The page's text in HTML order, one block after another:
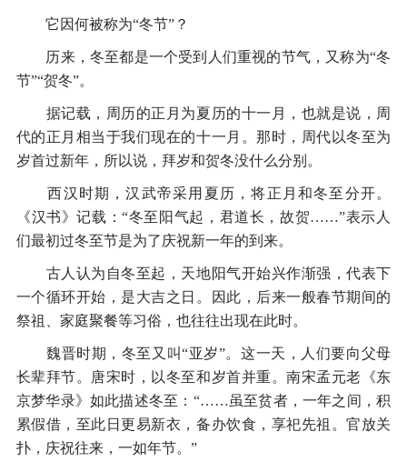
它因何被称为“冬节”？
历来，冬至都是一个受到人们重视的节气，又称为“冬
节”“贺冬”。
据记载，周历的正月为夏历的十一月，也就是说，周
代的正月相当于我们现在的十一月。那时，周代以冬至为
岁首过新年，所以说，拜岁和贺冬没什么分别。
西汉时期，汉武帝采用夏历，将正月和冬至分开。
《汉书》记载：“冬至阳气起，君道长，故贺……”表示人
们最初过冬至节是为了庆祝新一年的到来。
古人认为自冬至起，天地阳气开始兴作渐强，代表下
一个循环开始，是大吉之日。因此，后来一般春节期间的
祭祖、家庭聚餐等习俗，也往往出现在此时。
魏晋时期，冬至又叫“亚岁”。这一天，人们要向父母
长辈拜节。唐宋时，以冬至和岁首并重。南宋孟元老《东
京梦华录》如此描述冬至：“……虽至贫者，一年之间，积
累假借，至此日更易新衣，备办饮食，享祀先祖。官放关
扑，庆祝往来，一如年节。”